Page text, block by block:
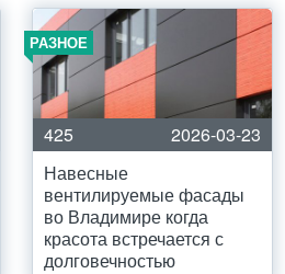
РАЗНОЕ
425
2026-03-23
Навесные
вентилируемые фасады
во Владимире когда
красота встречается с
долговечностью